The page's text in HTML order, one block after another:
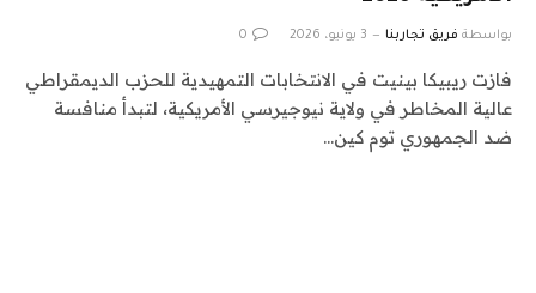
بواسطة فريق تجاربنا 3 يونيو، 2026 0
فازت ريبيكا بينيت في الانتخابات التمهيدية للحزب الديمقراطي
عالية المخاطر في ولاية نيوجيرسي الأمريكية، لتبدأ منافسة
ضد الجمهوري توم كين…